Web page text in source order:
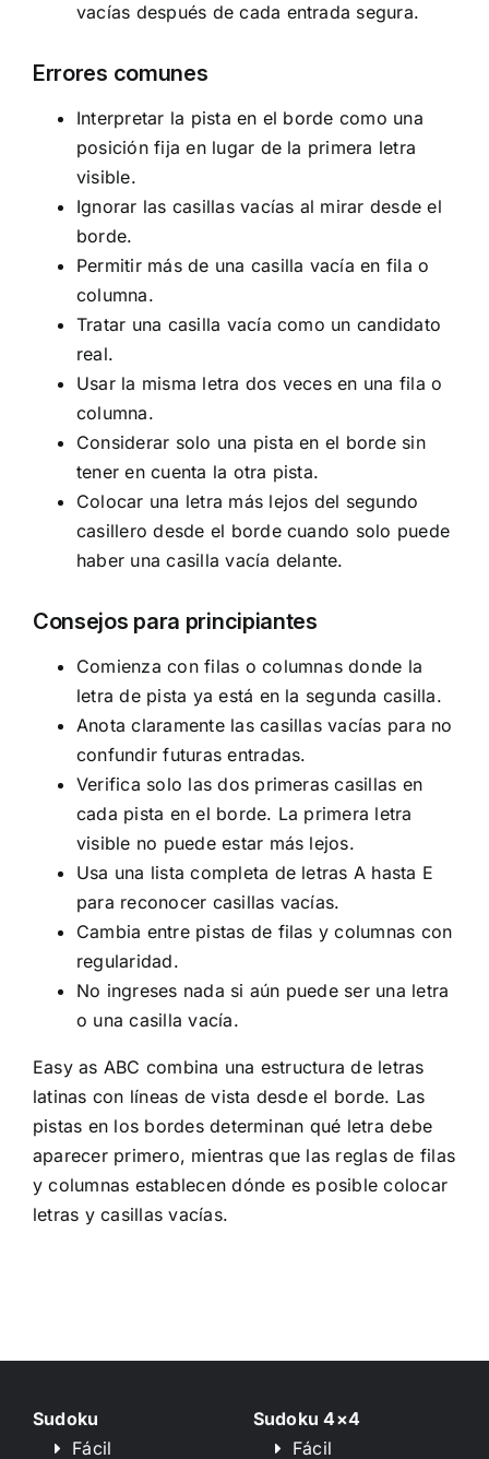
vacías después de cada entrada segura.
Errores comunes
Interpretar la pista en el borde como una
posición fija en lugar de la primera letra
visible.
Ignorar las casillas vacías al mirar desde el
borde.
Permitir más de una casilla vacía en fila o
columna.
Tratar una casilla vacía como un candidato
real.
Usar la misma letra dos veces en una fila o
columna.
Considerar solo una pista en el borde sin
tener en cuenta la otra pista.
Colocar una letra más lejos del segundo
casillero desde el borde cuando solo puede
haber una casilla vacía delante.
Consejos para principiantes
Comienza con filas o columnas donde la
letra de pista ya está en la segunda casilla.
Anota claramente las casillas vacías para no
confundir futuras entradas.
Verifica solo las dos primeras casillas en
cada pista en el borde. La primera letra
visible no puede estar más lejos.
Usa una lista completa de letras A hasta E
para reconocer casillas vacías.
Cambia entre pistas de filas y columnas con
regularidad.
No ingreses nada si aún puede ser una letra
o una casilla vacía.
Easy as ABC combina una estructura de letras
latinas con líneas de vista desde el borde. Las
pistas en los bordes determinan qué letra debe
aparecer primero, mientras que las reglas de filas
y columnas establecen dónde es posible colocar
letras y casillas vacías.
Sudoku
Fácil
Sudoku 4×4
Fácil